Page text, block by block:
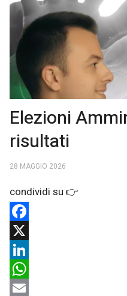
Elezioni
risultati
28 MAGGIO 2026
Facebook
X
LinkedIn
WhatsApp